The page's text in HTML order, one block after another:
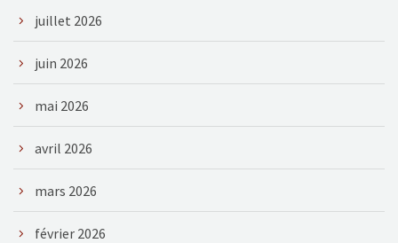
juillet 2026
juin 2026
mai 2026
avril 2026
mars 2026
février 2026